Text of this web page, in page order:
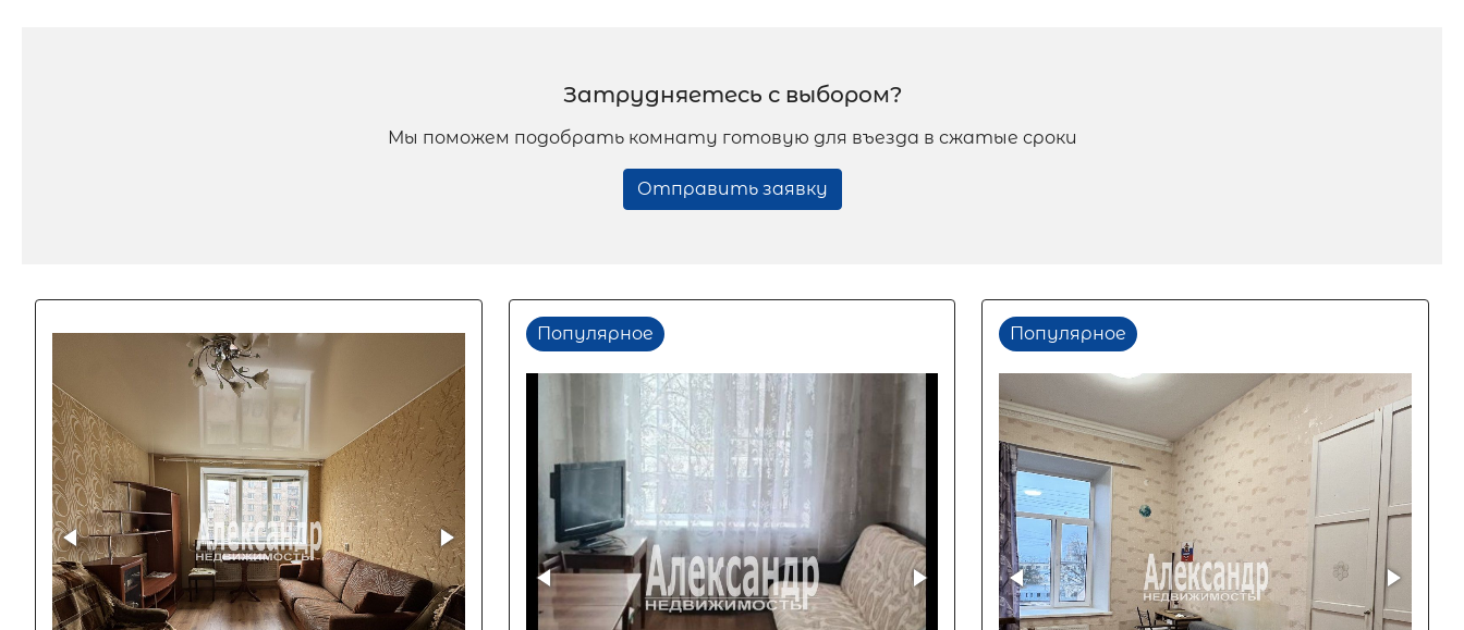
Затрудняетесь с выбором?
Мы поможем подобрать комнату готовую для въезда в сжатые сроки
Отправить заявку
Популярное Популярное